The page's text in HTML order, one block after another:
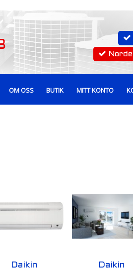
OM OSS BUTIK MITT KONTO
Daikin
Daikin